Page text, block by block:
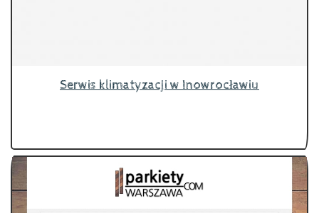
Serwis klimatyzacji w Inowrocławiu